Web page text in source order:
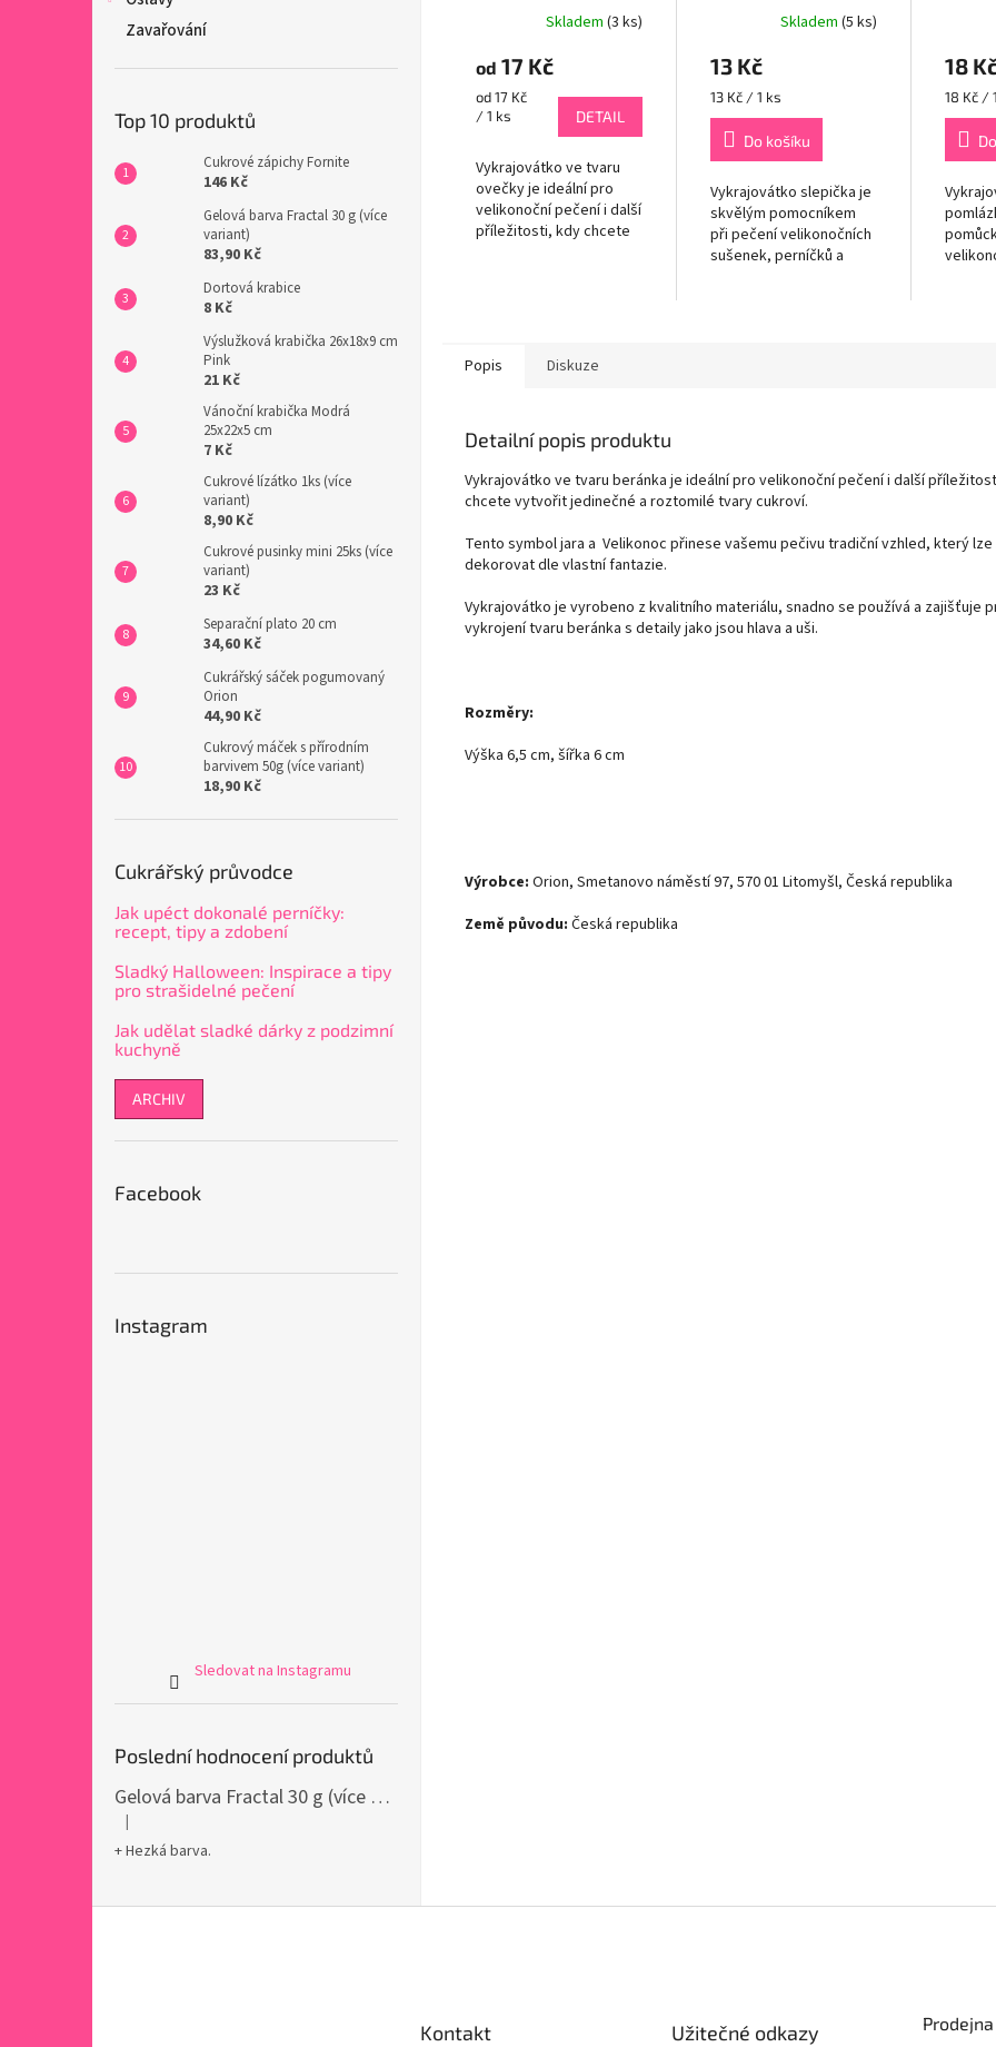
Zavařování
Top 10 produktů
Cukrové zápichy Fornite
146 Kč
Gelová barva Fractal 30 g (více
variant)
83,90 Kč
Dortová krabice
8 Kč
Výslužková krabička 26x18x9 cm
Pink
21 Kč
Vánoční krabička Modrá
25x22x5 cm
7 Kč
Cukrové lízátko 1ks (více
variant)
8,90 Kč
Cukrové pusinky mini 25ks (více
variant)
23 Kč
Separační plato 20 cm
34,60 Kč
Cukrářský sáček pogumovaný
Orion
44,90 Kč
Cukrový máček s přírodním
barvivem 50g (více variant)
18,90 Kč
Cukrářský průvodce
Jak upéct dokonalé perníčky:
recept, tipy a zdobení
Sladký Halloween: Inspirace a tipy
pro strašidelné pečení
Jak udělat sladké dárky z podzimní
kuchyně
ARCHIV
Facebook
Instagram
Sledovat na Instagramu
Poslední hodnocení produktů
Gelová barva Fractal 30 g (více variant)
Hodnocení produktu je 5 z 5 hvězdiček.
|
+ Hezká barva.
Skladem (3 ks)
od 17 Kč
Měrná
cena:
od 17 Kč
/ 1 ks
DETAIL
Vykrajovátko ve tvaru
ovečky je ideální pro
velikonoční pečení i další
příležitosti, kdy chcete
Skladem (5 ks)
13 Kč
Měrná
cena:
13 Kč / 1 ks
Do košíku
Vykrajovátko slepička je
skvělým pomocníkem
při pečení velikonočních
sušenek, perníčků a
18
Měrná
cena:
18 Kč /
Popis Diskuze
Detailní popis produktu
Vykrajovátko ve tvaru beránka je ideální pro velikonoční pečení i další
chcete vytvořit jedinečné a roztomilé tvary cukroví.
Tento symbol jara a Velikonoc přinese vašemu pečivu tradiční vzhled, který lze
dekorovat dle vlastní fantazie.
Vykrajovátko je vyrobeno z kvalitního materiálu, snadno se používá a zajišťuje
vykrojení tvaru beránka s detaily jako jsou hlava a uši.
Rozměry:
Výška 6,5 cm, šířka 6 cm
Výrobce: Orion, Smetanovo náměstí 97, 570 01 Litomyšl, Česká republika
Země původu: Česká republika
Kontakt Užitečné odkazy Prodejna